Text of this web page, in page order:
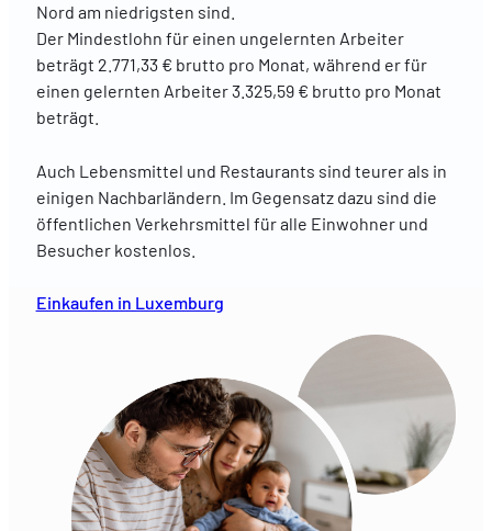
Nord am niedrigsten sind.
Der Mindestlohn für einen ungelernten Arbeiter
beträgt 2.771,33 € brutto pro Monat, während er für
einen gelernten Arbeiter 3.325,59 € brutto pro Monat
beträgt.
Auch Lebensmittel und Restaurants sind teurer als in
einigen Nachbarländern. Im Gegensatz dazu sind die
öffentlichen Verkehrsmittel für alle Einwohner und
Besucher kostenlos.
Einkaufen in Luxemburg